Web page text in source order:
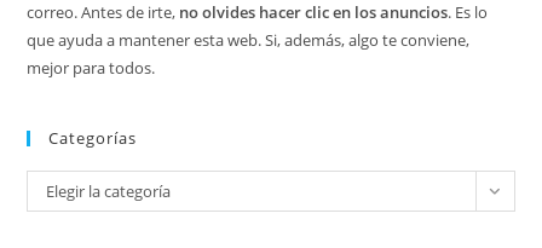
correo. Antes de irte, no olvides hacer clic en los anuncios. Es lo
que ayuda a mantener esta web. Si, además, algo te conviene,
mejor para todos.
Categorías
Categorías
Elegir la categoría